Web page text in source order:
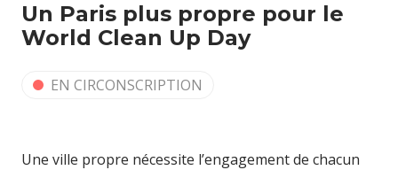
Un Paris plus propre pour le
World Clean Up Day
EN CIRCONSCRIPTION
Une ville propre nécessite l’engagement de chacun